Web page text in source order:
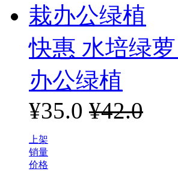
快惠 水培绿
办公绿植
¥35.0 ¥42.0
上架
销量
价格